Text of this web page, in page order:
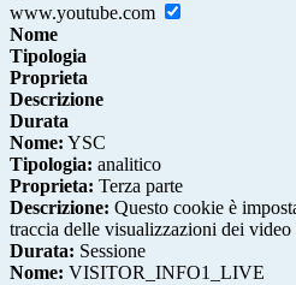
www.youtube.com
Nome
Tipologia
Proprieta
Descrizione
Durata
Nome: YSC
Tipologia: analitico
Proprieta: Terza parte
Descrizione: Questo cookie è
traccia delle visualizzazioni dei
Durata: Sessione
Nome: VISITOR_INFO1_LIVE